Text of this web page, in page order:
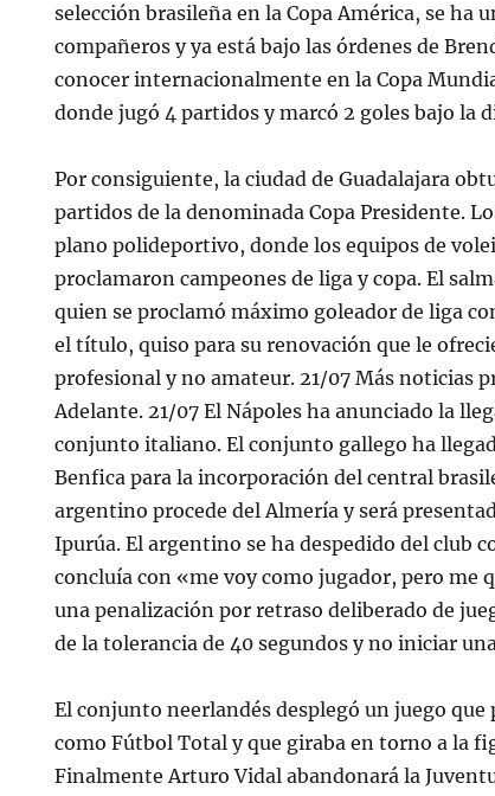
selección brasileña en la Copa América, se ha
compañeros y ya está bajo las órdenes de
conocer internacionalmente en la Copa
donde jugó 4 partidos y marcó 2 goles bajo la
Por consiguiente, la ciudad de Guadalajara
partidos de la denominada Copa Presidente.
plano polideportivo, donde los equipos de
proclamaron campeones de liga y copa. El
quien se proclamó máximo goleador de liga
el título, quiso para su renovación que le
profesional y no amateur. 21/07 Más noticias
Adelante. 21/07 El Nápoles ha anunciado la
conjunto italiano. El conjunto gallego ha
Benfica para la incorporación del central
argentino procede del Almería y será
Ipurúa. El argentino se ha despedido del club
concluía con «me voy como jugador, pero me
una penalización por retraso deliberado de
de la tolerancia de 40 segundos y no iniciar
El conjunto neerlandés desplegó un juego que
como Fútbol Total y que giraba en torno a la
Finalmente Arturo Vidal abandonará la